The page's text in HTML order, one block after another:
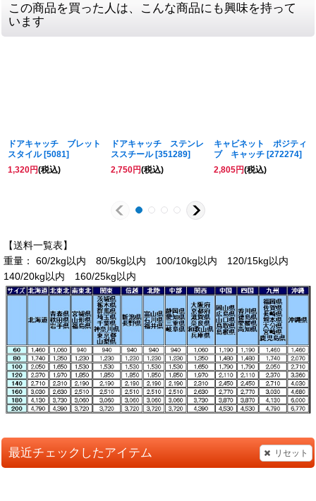
この商品を買った人は、こんな商品にも興味を持って
います
ドアキャッチ ブレット
スタイル [5081]
1,320円(税込)
ドアキャッチ ステンレ
ススチール [351289]
2,750円(税込)
キャビネット ポジティ
ブ キャッチ [272274]
2,805円(税込)
【送料一覧表】
重量： 60/2kg以内 80/5kg以内 100/10kg以内 120/15kg以内
140/20kg以内 160/25kg以内
最近チェックしたアイテム リセット